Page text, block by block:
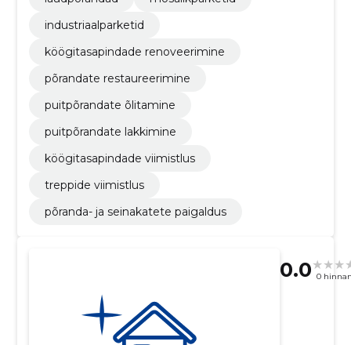
industriaalparketid
köögitasapindade renoveerimine
põrandate restaureerimine
puitpõrandate õlitamine
puitpõrandate lakkimine
köögitasapindade viimistlus
treppide viimistlus
põranda- ja seinakatete paigaldus
0.0 0